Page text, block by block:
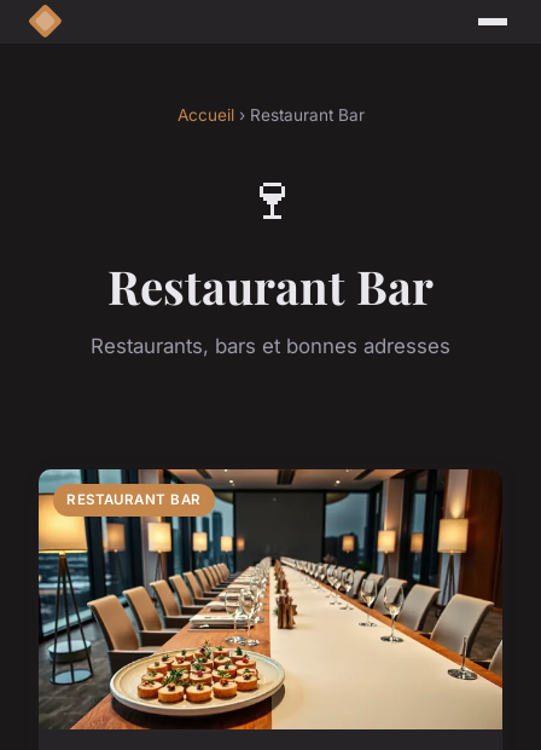
Accueil› Restaurant Bar
🍷
Restaurant Bar
Restaurants, bars et bonnes adresses
RESTAURANT BAR